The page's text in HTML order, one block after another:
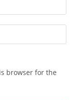
browser for the